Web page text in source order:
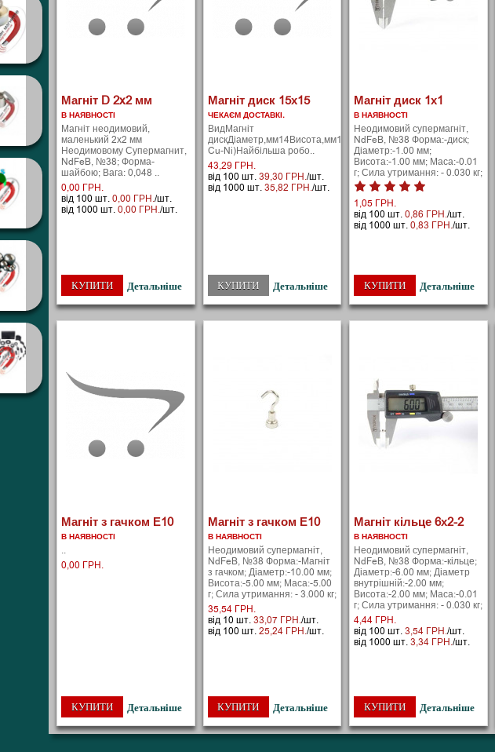
Магніт D 2x2 мм
В НАЯВНОСТІ
Магніт неодимовий,
маленький 2х2 мм
Неодимовому Супермагнит,
NdFeB, №38; Форма-
шайбою; Вага: 0,048 ..
0,00 ГРН.
від 100 шт.0,00 ГРН./шт.
від 1000 шт.0,00 ГРН./шт.
КУПИТИ Детальніше
Магніт диск 15х15
ЧЕКАЄМ ДОСТАВКІ.
ВидМагніт
дискДіаметр,мм14Висота,мм10Вага,гр12,000ПокриттяНікель (Ni-
Cu-Ni)Найбільша робо..
43,29 ГРН.
від 100 шт.39,30 ГРН./шт.
від 1000 шт.35,82 ГРН./шт.
КУПИТИ Детальніше
Магніт диск 1х1
В НАЯВНОСТІ
Неодимовий супермагніт,
NdFeB, №38 Форма:-диск;
Діаметр:-1.00 мм;
Висота:-1.00 мм; Маса:-0.01
г; Сила утримання: - 0.030 кг;
1,05 ГРН.
від 100 шт.0,86 ГРН./шт.
від 1000 шт.0,83 ГРН./шт.
КУПИТИ Детальніше
Магніт з гачком Е10
В НАЯВНОСТІ
..
0,00 ГРН.
КУПИТИ Детальніше
Магніт з гачком Е10
В НАЯВНОСТІ
Неодимовий супермагніт,
NdFeB, №38 Форма:-Магніт
з гачком; Діаметр:-10.00 мм;
Висота:-5.00 мм; Маса:-5.00
г; Сила утримання: - 3.000 кг;
35,54 ГРН.
від 10 шт.33,07 ГРН./шт.
від 100 шт.25,24 ГРН./шт.
КУПИТИ Детальніше
Магніт кільце 6х2-2
В НАЯВНОСТІ
Неодимовий супермагніт,
NdFeB, №38 Форма:-кільце;
Діаметр:-6.00 мм; Діаметр
внутрішній:-2.00 мм;
Висота:-2.00 мм; Маса:-0.01
г; Сила утримання: - 0.030 кг;
4,44 ГРН.
від 100 шт.3,54 ГРН./шт.
від 1000 шт.3,34 ГРН./шт.
КУПИТИ Детальніше